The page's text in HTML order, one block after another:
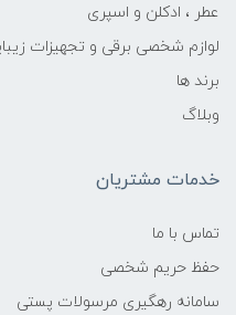
عطر ، ادکلن و اسپری
لوازم شخصی برقی و تجهیزات
برند ها
وبلاگ
خدمات مشتریان
تماس با ما
حفظ حریم شخصی
سامانه رهگیری مرسولات پستی